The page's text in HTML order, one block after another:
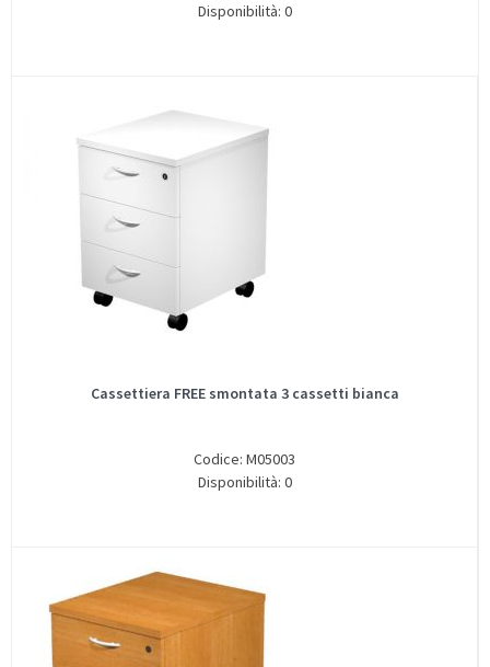
Disponibilità: 0
Cassettiera FREE smontata 3 cassetti bianca
Codice: M05003
Disponibilità: 0